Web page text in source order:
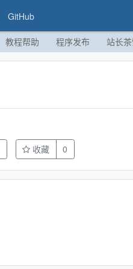
GitHub
教程帮助 程序发布 站长
收藏 0